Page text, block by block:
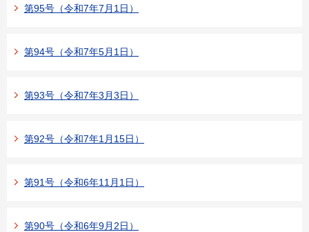
第95号（令和7年7月1日）
第94号（令和7年5月1日）
第93号（令和7年3月3日）
第92号（令和7年1月15日）
第91号（令和6年11月1日）
第90号（令和6年9月2日）